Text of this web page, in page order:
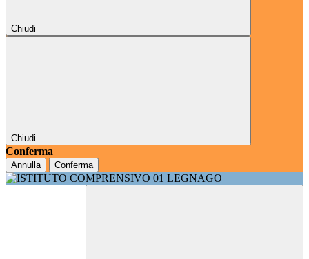
Chiudi
Chiudi
Conferma
Annulla Conferma